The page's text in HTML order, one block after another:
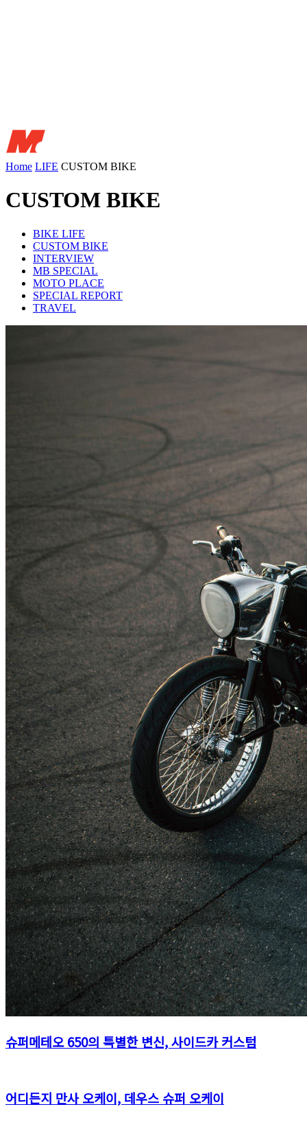
Home LIFE CUSTOM BIKE
CUSTOM BIKE
BIKE LIFE
CUSTOM BIKE
INTERVIEW
MB SPECIAL
MOTO PLACE
SPECIAL REPORT
TRAVEL
슈퍼메테오 650의 특별한 변신, 사이드카 커스텀
어디든지 만사 오케이, 데우스 슈퍼 오케이